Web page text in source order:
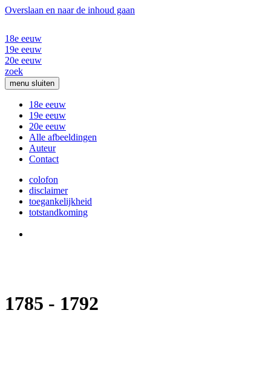
Overslaan en naar de inhoud gaan
18e eeuw
19e eeuw
20e eeuw
zoek
menu sluiten
18e eeuw
19e eeuw
20e eeuw
Alle afbeeldingen
Auteur
Contact
colofon
disclaimer
toegankelijkheid
totstandkoming
1785 - 1792